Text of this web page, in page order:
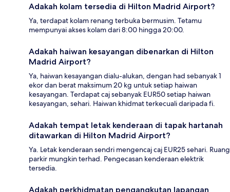
Adakah kolam tersedia di Hilton Madrid Airport?
Ya, terdapat kolam renang terbuka bermusim. Tetamu
mempunyai akses kolam dari 8:00 hingga 20:00.
Adakah haiwan kesayangan dibenarkan di Hilton
Madrid Airport?
Ya, haiwan kesayangan dialu-alukan, dengan had sebanyak 1
ekor dan berat maksimum 20 kg untuk setiap haiwan
kesayangan. Terdapat caj sebanyak EUR50 setiap haiwan
kesayangan, sehari. Haiwan khidmat terkecuali daripada fi.
Adakah tempat letak kenderaan di tapak hartanah
ditawarkan di Hilton Madrid Airport?
Ya. Letak kenderaan sendri mengencaj caj EUR25 sehari. Ruang
parkir mungkin terhad. Pengecasan kenderaan elektrik
tersedia.
Adakah perkhidmatan pengangkutan lapangan